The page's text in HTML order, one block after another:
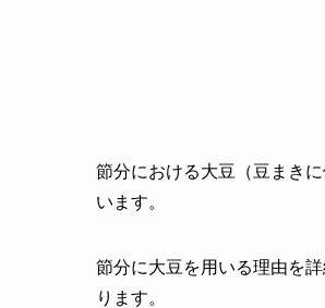
節分における大豆（豆まき
います。
節分に大豆を用いる理由を
ります。